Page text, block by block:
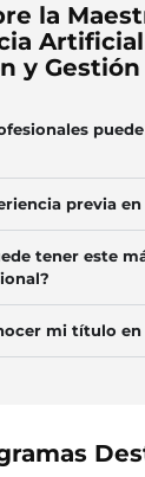
la
Artificial
y
previa en
tener este
mi título en